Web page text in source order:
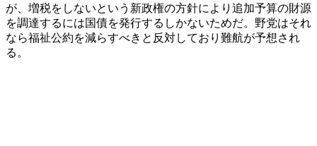
が、増税をしないという新政権の方針により追加予算の財源
を調達するには国債を発行するしかないためだ。野党はそれ
なら福祉公約を減らすべきと反対しており難航が予想され
る。